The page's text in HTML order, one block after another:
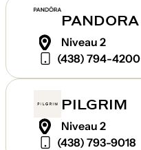
PANDORA
Niveau 2
(438) 794-4200
PILGRIM
Niveau 2
(438) 793-9018